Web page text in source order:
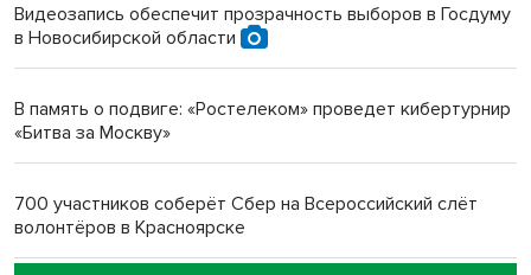
Новосибирский преподаватель с женой вошли в топ-16
Обновлённое отделение ВТБ открылось в Искитиме
Видеозапись обеспечит прозрачность выборов в Госдуму
в Новосибирской области
В память о подвиге: «Ростелеком» проведет кибертурнир
«Битва за Москву»
700 участников соберёт Сбер на Всероссийский слёт
волонтёров в Красноярске